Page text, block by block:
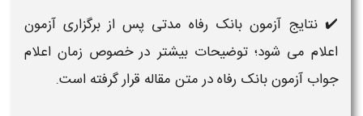
✔️ نتایج آزمون بانک رفاه مدتی پس از برگزاری آزمون
اعلام می شود؛ توضیحات بیشتر در خصوص زمان اعلام
جواب آزمون بانک رفاه در متن مقاله قرار گرفته است.